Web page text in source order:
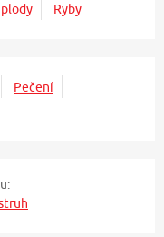
plody Ryby
Pečení